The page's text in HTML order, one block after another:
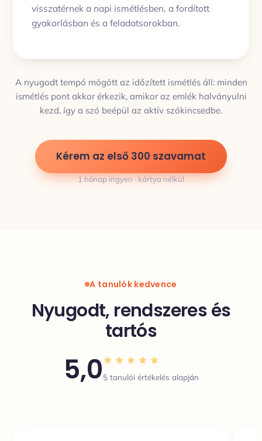
visszatérnek a napi ismétlésben, a fordított
gyakorlásban és a feladatsorokban.
A nyugodt tempó mögött az időzített ismétlés áll: minden
ismétlés pont akkor érkezik, amikor az emlék halványulni
kezd, így a szó beépül az aktív szókincsedbe.
Kérem az első 300 szavamat
1 hónap ingyen · kártya nélkül
A tanulók kedvence
Nyugodt, rendszeres és
tartós
5,05 tanulói értékelés alapján